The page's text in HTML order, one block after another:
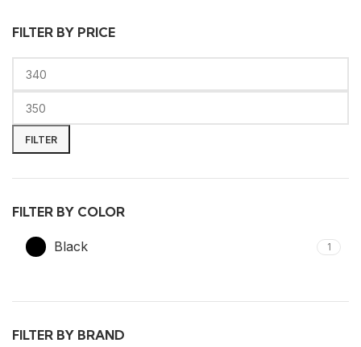
FILTER BY PRICE
Minimalna
cena
Maksimalna
cena
FILTER
FILTER BY COLOR
Black 1
FILTER BY BRAND